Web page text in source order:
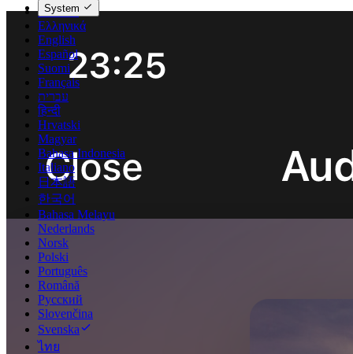
Deutsch
Ελληνικά
English
Español
Suomi
Français
עברית
हिन्दी
Hrvatski
Magyar
Bahasa Indonesia
Italiano
日本語
한국어
Bahasa Melayu
Nederlands
Norsk
Polski
Português
Română
Русский
Slovenčina
Svenska
ไทย
System